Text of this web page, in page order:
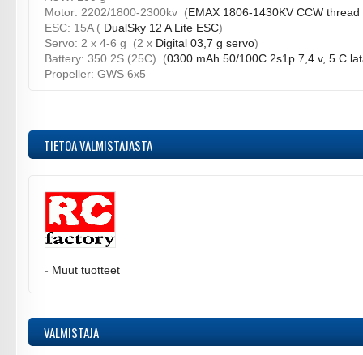
Motor: 2202/1800-2300kv (EMAX 1806-1430KV CCW thread
ESC: 15A ( DualSky 12 A Lite ESC)
Servo: 2 x 4-6 g (2 x Digital 03,7 g servo)
Battery: 350 2S (25C) (0300 mAh 50/100C 2s1p 7,4 v, 5 C
Propeller: GWS 6x5
TIETOA VALMISTAJASTA
- Muut tuotteet
VALMISTAJA